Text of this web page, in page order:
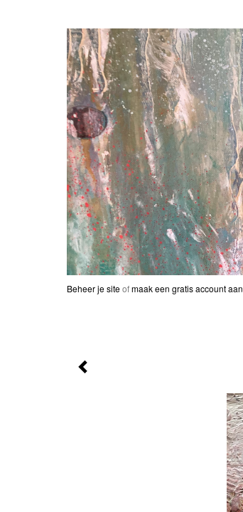
Beheer je siteofmaak een gratis account aan